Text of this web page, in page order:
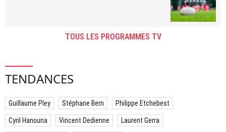
TOUS LES PROGRAMMES TV
TENDANCES
Guillaume Pley Stéphane Bern Philippe Etchebest
Cyril Hanouna Vincent Dedienne Laurent Gerra